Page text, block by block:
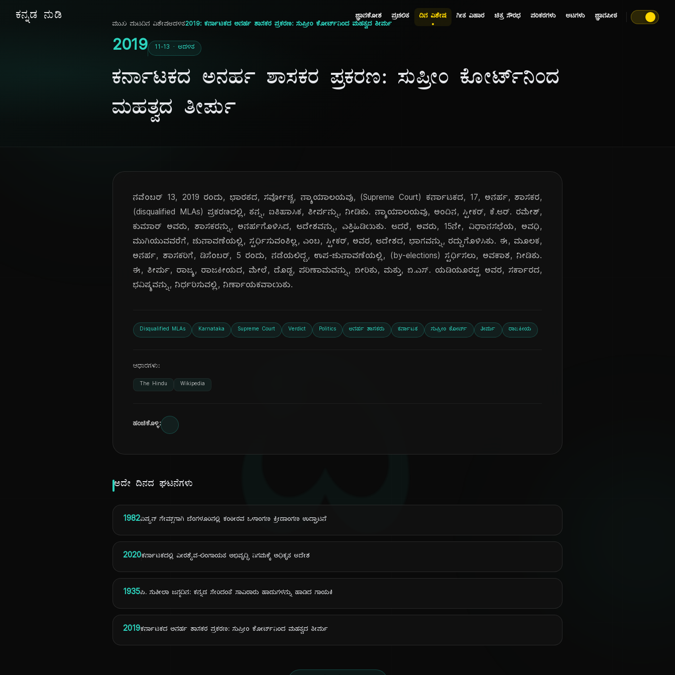
ಕನ್ನಡ ನುಡಿ ಜ್ಞಾನಕೋಶ ಪ್ರಚಲಿತ ದಿನ ವಿಶೇಷ ಗೀತ ವಿಹಾರ ಚಿತ್ರ ಸೌರಭ ಪರಿಕರಗಳು ಆಟಗಳು ಜ್ಞಾನಪೀಠ
ದಿ
ಮುಖ ಪುಟದಿನ ವಿಶೇಷಆಡಳಿತ2019: ಕರ್ನಾಟಕದ ಅನರ್ಹ ಶಾಸಕರ ಪ್ರಕರಣ: ಸುಪ್ರೀಂ ಕೋರ್ಟ್‌ನಿಂದ ಮಹತ್ವದ ತೀರ್ಪು
2019 11-13 · ಆಡಳಿತ
ಕರ್ನಾಟಕದ ಅನರ್ಹ ಶಾಸಕರ ಪ್ರಕರಣ: ಸುಪ್ರೀಂ ಕೋರ್ಟ್‌ನಿಂದ
ಮಹತ್ವದ ತೀರ್ಪು
ನವೆಂಬರ್ 13, 2019 ರಂದು, ಭಾರತದ, ಸರ್ವೋಚ್ಚ, ನ್ಯಾಯಾಲಯವು, (Supreme Court) ಕರ್ನಾಟಕದ, 17, ಅನರ್ಹ, ಶಾಸಕರ,
(disqualified MLAs) ಪ್ರಕರಣದಲ್ಲಿ, ತನ್ನ, ಐತಿಹಾಸಿಕ, ತೀರ್ಪನ್ನು, ನೀಡಿತು. ನ್ಯಾಯಾಲಯವು, ಅಂದಿನ, ಸ್ಪೀಕರ್, ಕೆ.ಆರ್. ರಮೇಶ್,
ಕುಮಾರ್ ಅವರು, ಶಾಸಕರನ್ನು, ಅನರ್ಹಗೊಳಿಸಿದ, ಆದೇಶವನ್ನು, ಎತ್ತಿಹಿಡಿಯಿತು. ಆದರೆ, ಅವರು, 15ನೇ, ವಿಧಾನಸಭೆಯ, ಅವಧಿ,
ಮುಗಿಯುವವರೆಗೆ, ಚುನಾವಣೆಯಲ್ಲಿ, ಸ್ಪರ್ಧಿಸುವಂತಿಲ್ಲ, ಎಂಬ, ಸ್ಪೀಕರ್, ಅವರ, ಆದೇಶದ, ಭಾಗವನ್ನು, ರದ್ದುಗೊಳಿಸಿತು. ಈ, ಮೂಲಕ,
ಅನರ್ಹ, ಶಾಸಕರಿಗೆ, ಡಿಸೆಂಬರ್, 5 ರಂದು, ನಡೆಯಲಿದ್ದ, ಉಪ-ಚುನಾವಣೆಯಲ್ಲಿ, (by-elections) ಸ್ಪರ್ಧಿಸಲು, ಅವಕಾಶ, ನೀಡಿತು.
ಈ, ತೀರ್ಪು, ರಾಜ್ಯ, ರಾಜಕೀಯದ, ಮೇಲೆ, ದೊಡ್ಡ, ಪರಿಣಾಮವನ್ನು, ಬೀರಿತು, ಮತ್ತು, ಬಿ.ಎಸ್. ಯಡಿಯೂರಪ್ಪ ಅವರ, ಸರ್ಕಾರದ,
ಭವಿಷ್ಯವನ್ನು, ನಿರ್ಧರಿಸುವಲ್ಲಿ, ನಿರ್ಣಾಯಕವಾಯಿತು.
Disqualified MLAs Karnataka Supreme Court Verdict Politics ಅನರ್ಹ ಶಾಸಕರು ಕರ್ನಾಟಕ ಸುಪ್ರೀಂ ಕೋರ್ಟ್ ತೀರ್ಪು ರಾಜಕೀಯ
ಆಧಾರಗಳು:
The Hindu Wikipedia
ಹಂಚಿಕೊಳ್ಳಿ:
ಅದೇ ದಿನದ ಘಟನೆಗಳು
1982ಏಷ್ಯನ್ ಗೇಮ್ಸ್‌ಗಾಗಿ ಬೆಂಗಳೂರಿನಲ್ಲಿ ಕಂಠೀರವ ಒಳಾಂಗಣ ಕ್ರೀಡಾಂಗಣ ಉದ್ಘಾಟನೆ
2020ಕರ್ನಾಟಕದಲ್ಲಿ ವೀರಶೈವ-ಲಿಂಗಾಯತ ಅಭಿವೃದ್ಧಿ ನಿಗಮಕ್ಕೆ ಅಧಿಕೃತ ಆದೇಶ
1935ಪಿ. ಸುಶೀಲಾ ಜನ್ಮದಿನ: ಕನ್ನಡ ಸೇರಿದಂತೆ ಸಾವಿರಾರು ಹಾಡುಗಳನ್ನು ಹಾಡಿದ ಗಾಯಕಿ
2019ಕರ್ನಾಟಕದ ಅನರ್ಹ ಶಾಸಕರ ಪ್ರಕರಣ: ಸುಪ್ರೀಂ ಕೋರ್ಟ್‌ನಿಂದ ಮಹತ್ವದ ತೀರ್ಪು